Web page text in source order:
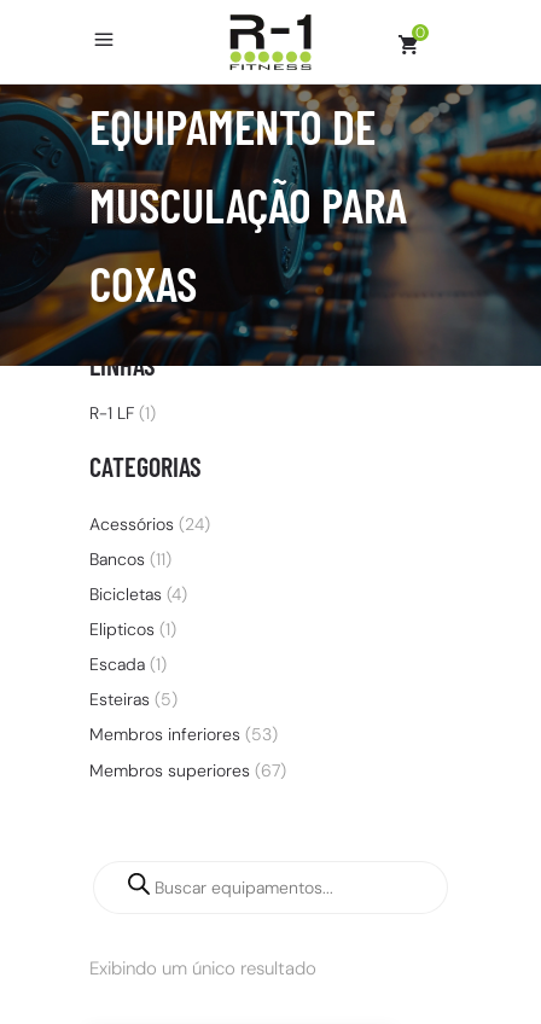
0
EQUIPAMENTO DE
MUSCULAÇÃO PARA
COXAS
Exibindo um único resultado
LINHAS
R-1 LF (1)
CATEGORIAS
Acessórios (24)
Bancos (11)
Bicicletas (4)
Elipticos (1)
Escada (1)
Esteiras (5)
Membros inferiores (53)
Membros superiores (67)